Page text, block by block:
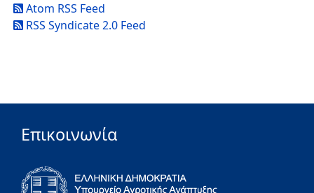
Atom RSS Feed
RSS Syndicate 2.0 Feed
Επικοινωνία